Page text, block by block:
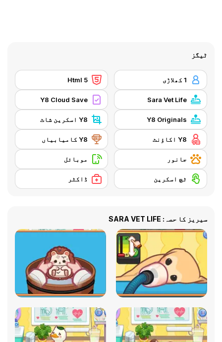
ٹیگز
1 کھلاڑی Html 5
Sara Vet Life
Y8 Cloud Save
Y8 Originals Y8 اسکرین شاٹ
Y8 اکاؤنٹ Y8 کامیابیاں
جانور موبائل
ٹچ اسکرین ڈاکٹر
سیریز کا حصہ: SARA VET LIFE